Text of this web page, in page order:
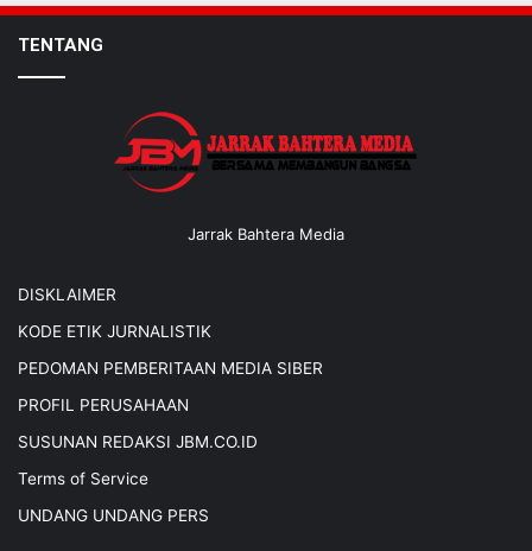
TENTANG
Jarrak Bahtera Media
DISKLAIMER
KODE ETIK JURNALISTIK
PEDOMAN PEMBERITAAN MEDIA SIBER
PROFIL PERUSAHAAN
SUSUNAN REDAKSI JBM.CO.ID
Terms of Service
UNDANG UNDANG PERS